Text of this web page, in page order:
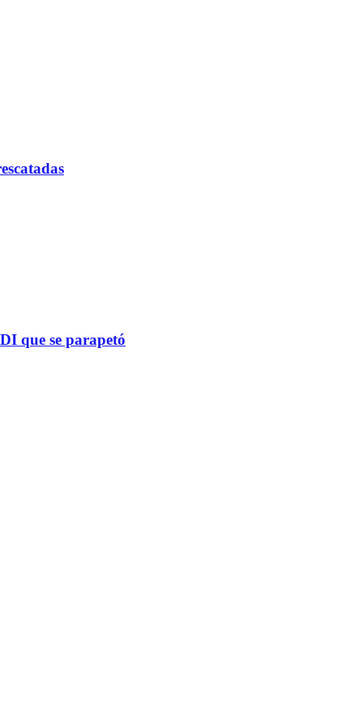
que se parapetó